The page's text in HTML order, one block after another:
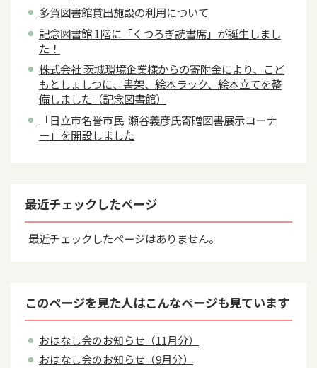
多賀図書館貸出施設の利用について
記念図書館 1階に「くつろぎ読書席」が誕生しまし
た！
株式会社 茨城環境企業様からの寄附金により、こど
もとしょしつに、書架、絵本ラック、絵本立てを整
備しました（記念図書館）
「日立市名誉市民 瀬谷義彦氏寄贈図書展示コーナ
ー」を開設しました
最近チェックしたページ
最近チェックしたページはありません。
このページを見た人はこんなページも見ています
おはなし会のお知らせ（11月分）
おはなし会のお知らせ（9月分）